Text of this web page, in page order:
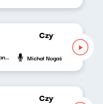
Czytał Michał
16 sierpnia 2020 Michał Nogaś
Czytał Michał